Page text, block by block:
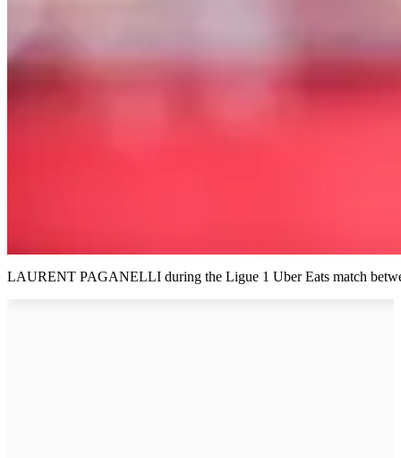
LAURENT PAGANELLI during the Ligue 1 Uber Eats match